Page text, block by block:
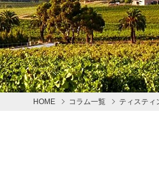
HOME コラム一覧 ティスティ